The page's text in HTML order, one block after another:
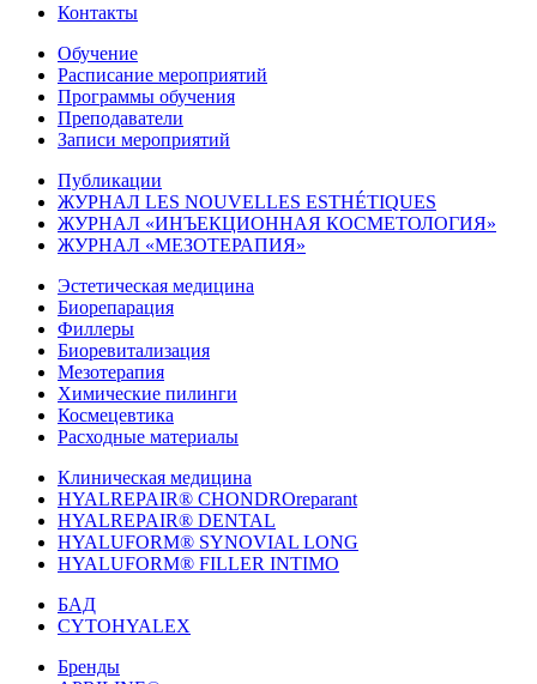
Контакты
Обучение
Расписание мероприятий
Программы обучения
Преподаватели
Записи мероприятий
Публикации
ЖУРНАЛ LES NOUVELLES ESTHÉTIQUES
ЖУРНАЛ «ИНЪЕКЦИОННАЯ КОСМЕТОЛОГИЯ»
ЖУРНАЛ «МЕЗОТЕРАПИЯ»
Эстетическая медицина
Биорепарация
Филлеры
Биоревитализация
Мезотерапия
Химические пилинги
Космецевтика
Расходные материалы
Клиническая медицина
HYALREPAIR® CHONDROreparant
HYALREPAIR® DENTAL
HYALUFORM® SYNOVIAL LONG
HYALUFORM® FILLER INTIMO
БАД
CYTOHYALEX
Бренды